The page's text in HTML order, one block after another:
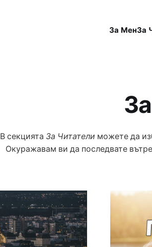
За МенЗа
В секцията За Читатели можете да
Окуражавам ви да последвате